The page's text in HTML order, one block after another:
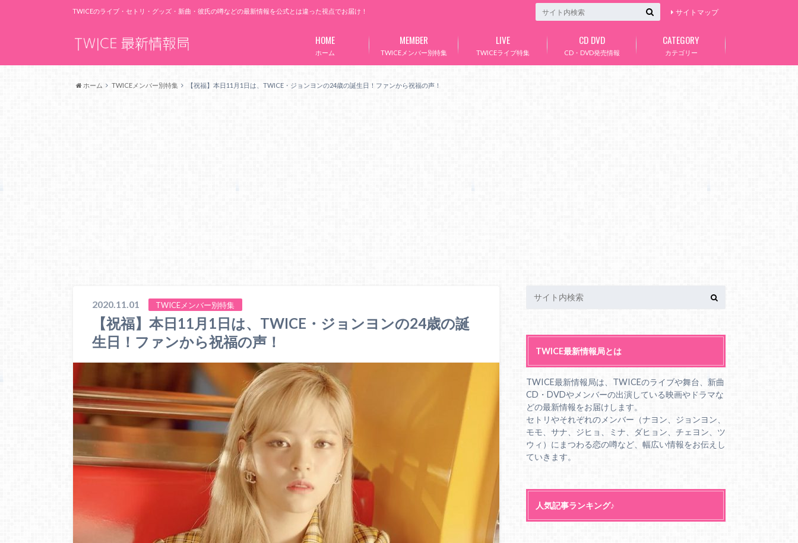
TWICEのライブ・セトリ・グッズ・新曲・彼氏の噂などの最新情報を公式とは違った視点でお届け！ サイトマップ
ホーム
HOME
TWICEメンバー別特集
MEMBER
TWICEライブ特集
LIVE
CD・DVD発売情報
CD DVD
カテゴリー
CATEGORY
ホーム TWICEメンバー別特集 【祝福】本日11月1日は、TWICE・ジョンヨンの24歳の誕生日！ファンから祝福の声！
2020.11.01 TWICEメンバー別特集
【祝福】本日11月1日は、TWICE・ジョンヨンの24歳の誕
生日！ファンから祝福の声！
TWICE最新情報局とは
TWICE最新情報局は、TWICEのライブや舞台、新曲
CD・DVDやメンバーの出演している映画やドラマな
どの最新情報をお届けします。
セトリやそれぞれのメンバー（ナヨン、ジョンヨン、
モモ、サナ、ジヒョ、ミナ、ダヒョン、チェヨン、ツ
ウィ）にまつわる恋の噂など、幅広い情報をお伝えし
ていきます。
人気記事ランキング♪